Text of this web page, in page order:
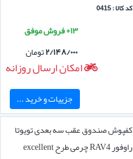
کد کالا : 0415
۱۳+ فروش موفق
۲/۱۴۸/۰۰۰تومان
امکان ارسال روزانه
جزییات و خرید ...
کفپوش صندوق عقب سه بعدی تویوتا
راوفور RAV4 چرمی طرح excellent